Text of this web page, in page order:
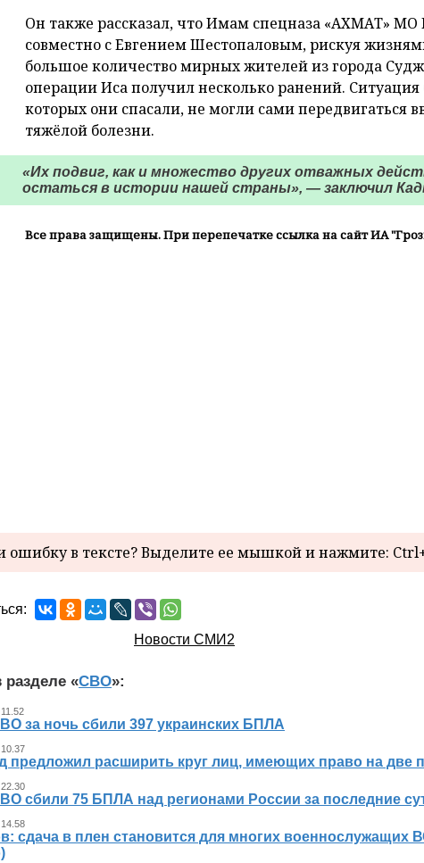
Он также рассказал, что Имам спецназа «АХМАТ» МО
совместно с Евгением Шестопаловым, рискуя
большое количество мирных жителей из города
операции Иса получил несколько ранений.
которых они спасали, не могли сами передвигаться
тяжёлой болезни.
«Их подвиг, как и множество других отважных
остаться в истории нашей страны», — заключил
Все права защищены. При перепечатке ссылка на сайт ИА
в тексте? Выделите ее мышкой и нажмите:
Новости СМИ2
разделе «СВО»:
за ночь сбили 397 украинских БПЛА
предложил расширить круг лиц, имеющих право на две
сбили 75 БПЛА над регионами России за последние
сдача в плен становится для многих военнослужащих